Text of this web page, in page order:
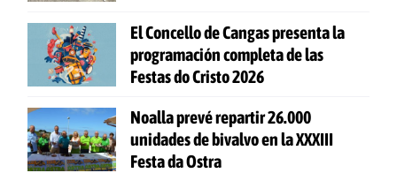
El Concello de Cangas presenta la
programación completa de las
Festas do Cristo 2026
Noalla prevé repartir 26.000
unidades de bivalvo en la XXXIII
Festa da Ostra